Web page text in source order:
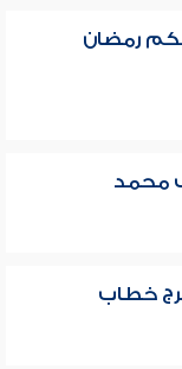
رمضان
محمد
خطاب